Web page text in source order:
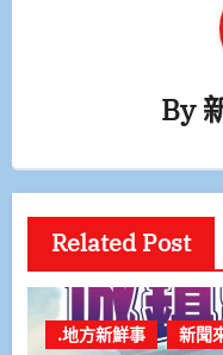
By
Related Post
.地方新鮮事 新聞